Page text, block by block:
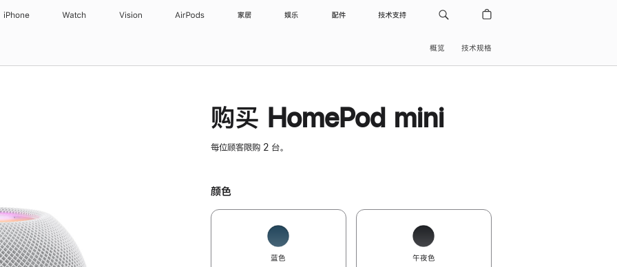
iPhone Watch Vision AirPods 家居 娱乐 配件 技术支持
概览 技术规格
购买 HomePod mini
每位顾客限购 2 台。
颜色
蓝色 午夜色